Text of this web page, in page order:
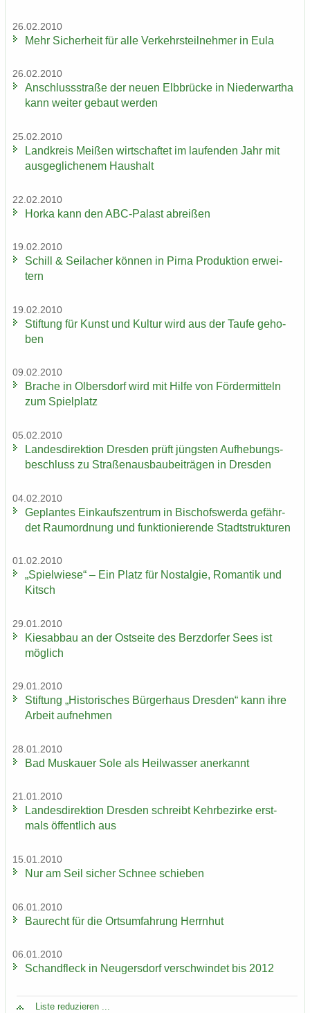
26.02.2010
Mehr Si­cher­heit für alle Ver­kehrs­teil­neh­mer in Eula
26.02.2010
An­schluss­stra­ße der neuen Elb­brü­cke in Nie­der­wartha
kann wei­ter ge­baut wer­den
25.02.2010
Land­kreis Mei­ßen wirt­schaf­tet im lau­fen­den Jahr mit
aus­ge­gli­che­nem Haus­halt
22.02.2010
Horka kann den ABC-​Palast ab­rei­ßen
19.02.2010
Schill & Seil­a­cher kön­nen in Pirna Pro­duk­ti­on er­wei­
tern
19.02.2010
Stif­tung für Kunst und Kul­tur wird aus der Taufe ge­ho­
ben
09.02.2010
Bra­che in Ol­bers­dorf wird mit Hilfe von För­der­mit­teln
zum Spiel­platz
05.02.2010
Lan­des­di­rek­ti­on Dres­den prüft jüngs­ten Auf­he­bungs­
be­schluss zu Stra­ßen­aus­bau­bei­trä­gen in Dres­den
04.02.2010
Ge­plan­tes Ein­kaufs­zen­trum in Bi­schofs­wer­da ge­fähr­
det Raum­ord­nung und funk­tio­nie­ren­de Stadt­struk­tu­ren
01.02.2010
„Spiel­wie­se“ – Ein Platz für Nost­al­gie, Ro­man­tik und
Kitsch
29.01.2010
Kies­ab­bau an der Ost­sei­te des Berz­dor­fer Sees ist
mög­lich
29.01.2010
Stif­tung „His­to­ri­sches Bür­ger­haus Dres­den“ kann ihre
Ar­beit auf­neh­men
28.01.2010
Bad Mus­kau­er Sole als Heil­was­ser an­er­kannt
21.01.2010
Lan­des­di­rek­ti­on Dres­den schreibt Kehr­be­zir­ke erst­
mals öf­fent­lich aus
15.01.2010
Nur am Seil si­cher Schnee schie­ben
06.01.2010
Bau­recht für die Orts­um­fah­rung Herrn­hut
06.01.2010
Schand­fleck in Neu­gers­dorf ver­schwin­det bis 2012
Liste re­du­zie­ren ...